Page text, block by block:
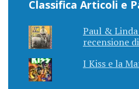
Classifica Articoli e
Paul &
recensione
I Kiss e la